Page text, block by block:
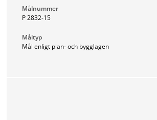
Målnummer
P 2832-15
Måltyp
Mål enligt plan- och bygglagen